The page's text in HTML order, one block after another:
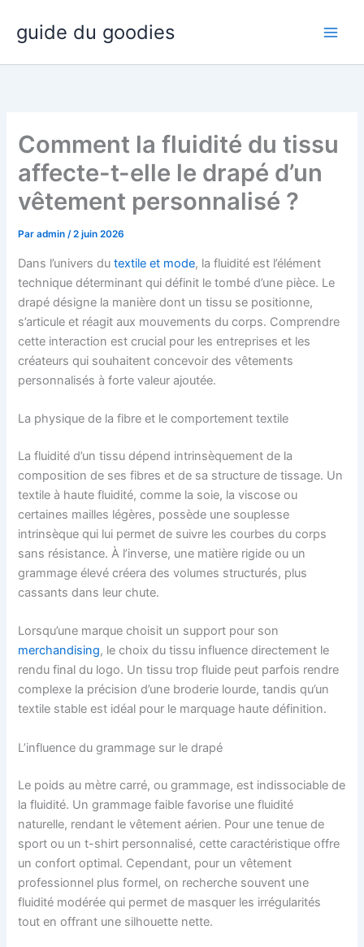
contenu
guide du goodies
Comment la fluidité du tissu
affecte-t-elle le drapé d’un
vêtement personnalisé ?
Paradmin/2 juin 2026
Dans l’univers dutextile et mode, la fluidité est l’élément
technique déterminant qui définit le tombé d’une pièce. Le
drapé désigne la manière dont un tissu se positionne,
s’articule et réagit aux mouvements du corps. Comprendre
cette interaction est crucial pour les entreprises et les
créateurs qui souhaitent concevoir des vêtements
personnalisés à forte valeur ajoutée.
La physique de la fibre et le comportement textile
La fluidité d’un tissu dépend intrinsèquement de la
composition de ses fibres et de sa structure de tissage. Un
textile à haute fluidité, comme la soie, la viscose ou
certaines mailles légères, possède une souplesse
intrinsèque qui lui permet de suivre les courbes du corps
sans résistance. À l’inverse, une matière rigide ou un
grammage élevé créera des volumes structurés, plus
cassants dans leur chute.
Lorsqu’une marque choisit un support pour son
merchandising, le choix du tissu influence directement le
rendu final du logo. Un tissu trop fluide peut parfois rendre
complexe la précision d’une broderie lourde, tandis qu’un
textile stable est idéal pour le marquage haute définition.
L’influence du grammage sur le drapé
Le poids au mètre carré, ou grammage, est indissociable de
la fluidité. Un grammage faible favorise une fluidité
naturelle, rendant le vêtement aérien. Pour une tenue de
sport ou un t-shirt personnalisé, cette caractéristique offre
un confort optimal. Cependant, pour un vêtement
professionnel plus formel, on recherche souvent une
fluidité modérée qui permet de masquer les irrégularités
tout en offrant une silhouette nette.